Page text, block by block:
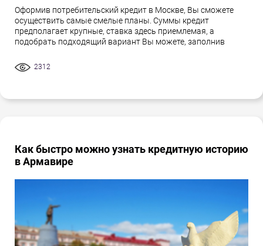
Оформив потребительский кредит в Москве, Вы сможете
осуществить самые смелые планы. Суммы кредит
предполагает крупные, ставка здесь приемлемая, а
подобрать подходящий вариант Вы можете, заполнив
2312
Как быстро можно узнать кредитную историю
в Армавире